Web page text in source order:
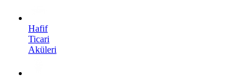
Hafif
Ticari
Aküleri